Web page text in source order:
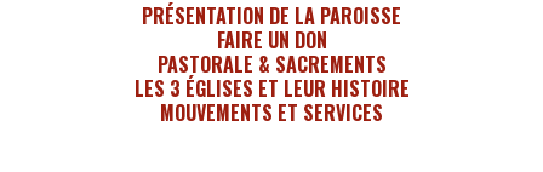
PRÉSENTATION DE LA PAROISSE
FAIRE UN DON
PASTORALE & SACREMENTS
LES 3 ÉGLISES ET LEUR HISTOIRE
MOUVEMENTS ET SERVICES